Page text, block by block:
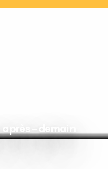
demain